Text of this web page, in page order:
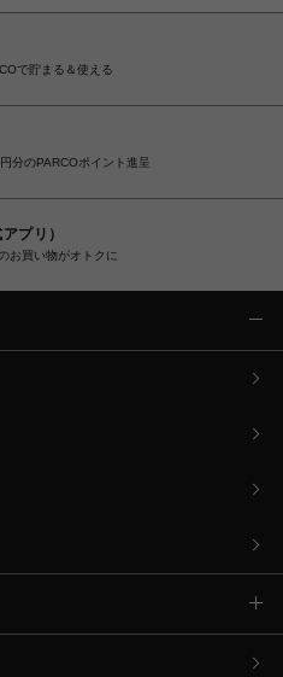
で貯まる＆使える
分のPARCOポイント進呈
プリ）
お買い物がオトクに